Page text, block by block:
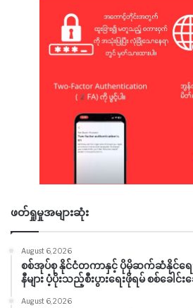
ဖတ်ရှုမှုအများဆုံး
August 6, 2026
စစ်အုပ်စု နိုင်ငံတကာနှင့် ပိုမိုဆက်ဆံနိုင်ရေး
နီများ ပံ့ပိုးသည့်စီးပွားရေးဖိုရမ် စစ်ခေ
August 6, 2026